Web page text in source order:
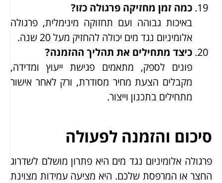
כמה זמן מחזיקה פרגולה כזו?
באיכות גבוהה ועם תחזוקה מינימלית, פרגולה
אלומיניום נגד מים יכולה להחזיק מעל 20 שנה.
כיצד מתחילים את תהליך ההזמנה?
פונים לספק, מתאמים פגישת ייעוץ ומדידה,
מקבלים הצעת מחיר מסודרת, ורק לאחר אישור
מתחילים בתכנון וייצור.
סיכום והזמנה לפעולה
פרגולה אלומיניום נגד מים היא פתרון מושלם לשדרוג
החצר או המרפסת שלכם. היא מציעה עמידות מצוינת